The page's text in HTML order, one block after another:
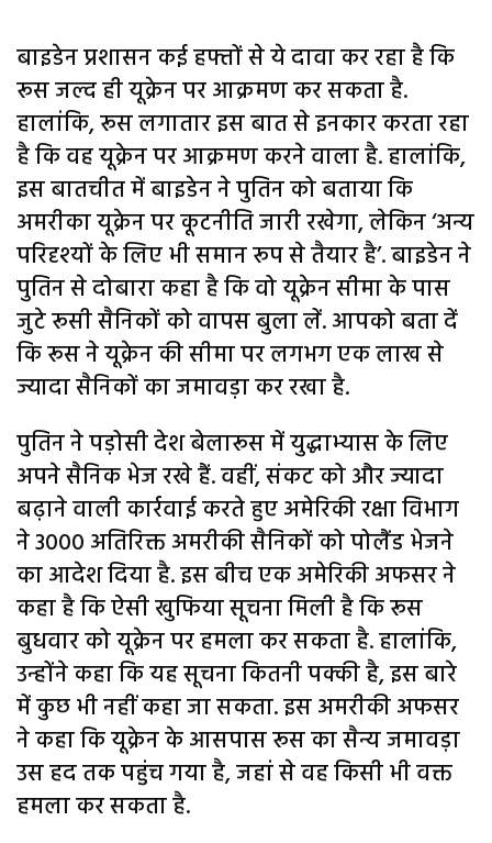
बाइडेन प्रशासन कई हफ्तों से ये दावा कर रहा है कि
रूस जल्द ही यूक्रेन पर आक्रमण कर सकता है.
हालांकि, रूस लगातार इस बात से इनकार करता रहा
है कि वह यूक्रेन पर आक्रमण करने वाला है. हालांकि,
इस बातचीत में बाइडेन ने पुतिन को बताया कि
अमरीका यूक्रेन पर कूटनीति जारी रखेगा, लेकिन ‘अन्य
परिदृश्यों के लिए भी समान रूप से तैयार है’. बाइडेन ने
पुतिन से दोबारा कहा है कि वो यूक्रेन सीमा के पास
जुटे रूसी सैनिकों को वापस बुला लें. आपको बता दें
कि रूस ने यूक्रेन की सीमा पर लगभग एक लाख से
ज्यादा सैनिकों का जमावड़ा कर रखा है.
पुतिन ने पड़ोसी देश बेलारूस में युद्धाभ्यास के लिए
अपने सैनिक भेज रखे हैं. वहीं, संकट को और ज्यादा
बढ़ाने वाली कार्रवाई करते हुए अमेरिकी रक्षा विभाग
ने 3000 अतिरिक्त अमरीकी सैनिकों को पोलैंड भेजने
का आदेश दिया है. इस बीच एक अमेरिकी अफसर ने
कहा है कि ऐसी खुफिया सूचना मिली है कि रूस
बुधवार को यूक्रेन पर हमला कर सकता है. हालांकि,
उन्होंने कहा कि यह सूचना कितनी पक्की है, इस बारे
में कुछ भी नहीं कहा जा सकता. इस अमरीकी अफसर
ने कहा कि यूक्रेन के आसपास रूस का सैन्य जमावड़ा
उस हद तक पहुंच गया है, जहां से वह किसी भी वक्त
हमला कर सकता है.